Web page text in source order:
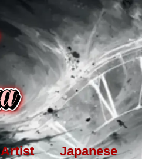
Artist Japanese